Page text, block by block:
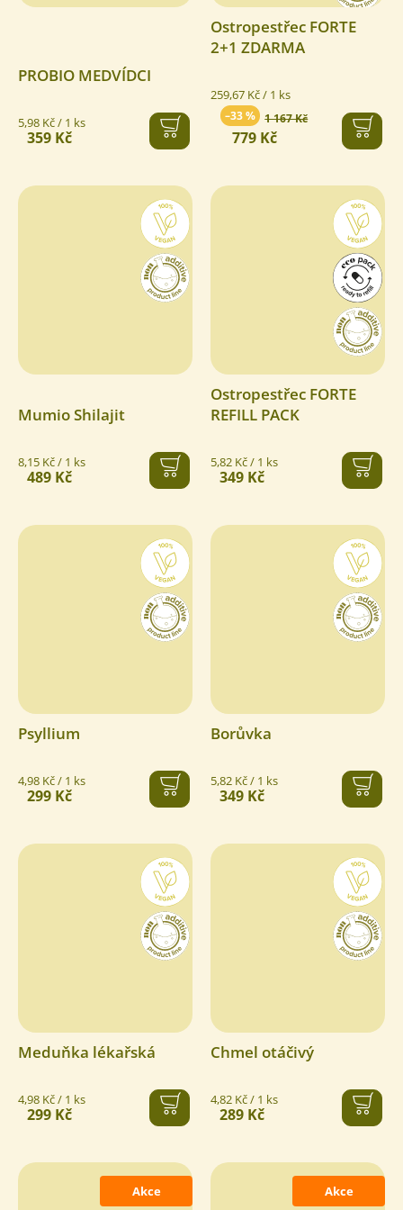
PROBIO MEDVÍDCI
359 Kč
Měrná
cena:
5,98 Kč / 1 ks
Ostropestřec FORTE
2+1 ZDARMA
779 Kč
Měrná
cena:
259,67 Kč / 1 ks
1 167 Kč
–33 %
Mumio Shilajit
489 Kč
Měrná
cena:
8,15 Kč / 1 ks
Ostropestřec FORTE
REFILL PACK
349 Kč
Měrná
cena:
5,82 Kč / 1 ks
Psyllium
299 Kč
Měrná
cena:
4,98 Kč / 1 ks
Borůvka
349 Kč
Měrná
cena:
5,82 Kč / 1 ks
Meduňka lékařská
299 Kč
Měrná
cena:
4,98 Kč / 1 ks
Chmel otáčivý
289 Kč
Měrná
cena:
4,82 Kč / 1 ks
Akce Akce